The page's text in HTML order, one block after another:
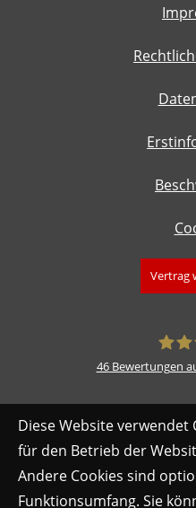
Vertrag
46Bewertungen
Diese Website verwendet
für den Betrieb der
Andere Cookies sind
Funktionsumfang. Sie